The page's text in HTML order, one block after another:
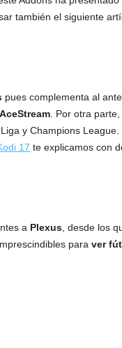
también el siguiente
pues complementa al
. Por otra
y Champions
17 te explicamos con
a Plexus, desde los
para ver